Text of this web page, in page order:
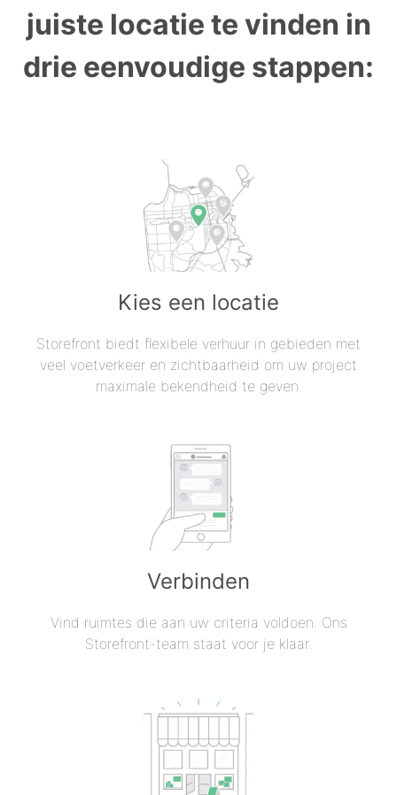
juiste locatie te vinden in
drie eenvoudige stappen:
Kies een locatie
Storefront biedt flexibele verhuur in gebieden met
veel voetverkeer en zichtbaarheid om uw project
maximale bekendheid te geven.
Verbinden
Vind ruimtes die aan uw criteria voldoen. Ons
Storefront-team staat voor je klaar.